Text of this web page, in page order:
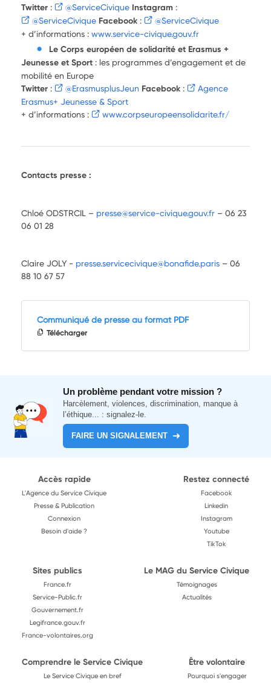
Twitter : @ServiceCivique Instagram :
@ServiceCivique Facebook :
@ServiceCivique
+ d’informations : www.service-civique.gouv.fr
Le Corps européen de solidarité et Erasmus +
Jeunesse et Sport : les programmes d’engagement et de
mobilité en Europe
Twitter : @ErasmusplusJeun Facebook :
Agence
Erasmus+ Jeunesse & Sport
+ d’informations :
www.corpseuropeensolidarite.fr/
Contacts presse :
Chloé ODSTRCIL – presse@service-civique.gouv.fr – 06 23
06 01 28
Claire JOLY - presse.servicecivique@bonafide.paris – 06
88 10 67 57
Communiqué de presse au format PDF
Télécharger
Un problème pendant votre mission ?
Harcèlement, violences, discrimination, manque à
l’éthique... : signalez-le.
FAIRE UN SIGNALEMENT
Accès rapide
L'Agence du Service Civique
Presse & Publication
Connexion
Besoin d'aide ?
Restez connecté
Facebook
Linkedin
Instagram
Youtube
TikTok
Sites publics
France.fr
Service-Public.fr
Gouvernement.fr
Legifrance.gouv.fr
France-volontaires.org
Le MAG du Service Civique
Témoignages
Actualités
Comprendre le Service Civique
Le Service Civique en bref
Être volontaire
Pourquoi s'engager